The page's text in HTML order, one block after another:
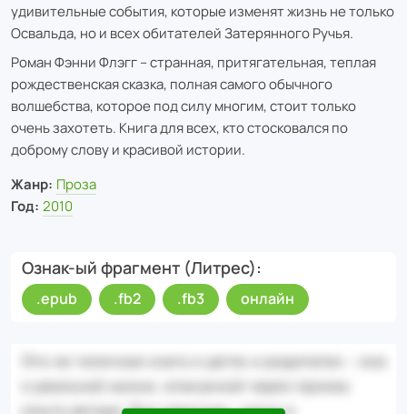
удивительные события, которые изменят жизнь не только
Освальда, но и всех обитателей Затерянного Ручья.
Роман Фэнни Флэгг – странная, притягательная, теплая
рождественская сказка, полная самого обычного
волшебства, которое под силу многим, стоит только
очень захотеть. Книга для всех, кто стосковался по
доброму слову и красивой истории.
Жанр: Проза
Год: 2010
Ознак-ый фрагмент (Литрес)
.epub .fb2 .fb3 онлайн